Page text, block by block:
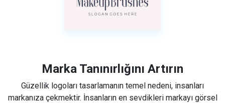
Marka Tanınırlığını Artırın
Güzellik logoları tasarlamanın temel nedeni, insanları
markanıza çekmektir. İnsanların en sevdikleri markayı görsel